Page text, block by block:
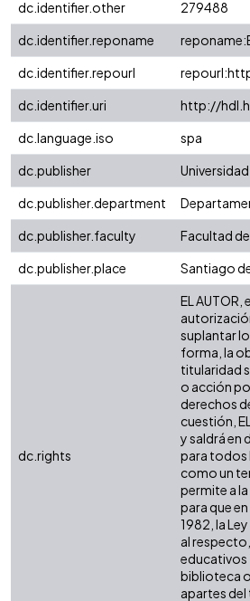
dc.identifier.other
279488
dc.identifier.reponame
dc.identifier.repourl
dc.identifier.uri
http://
dc.language.iso
spa
dc.publisher
Universidad
dc.publisher.department
dc.publisher.faculty
Facultad
dc.publisher.place
Santiago
dc.rights
EL
suplantar
forma, la
titularidad
o acción
derechos
cuestión,
y saldrá en
para todos
como un
permite a
para que
1982, la
al
educativos
biblioteca
apartes